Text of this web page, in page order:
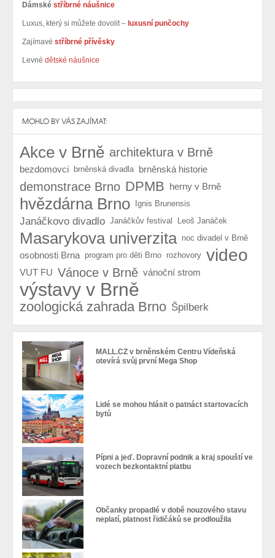
Dámské stříbrné náušnice
Luxus, který si můžete dovolit – luxusní punčochy
Zajímavé stříbrné přívěsky
Levné dětské náušnice
MOHLO BY VÁS ZAJÍMAT:
Akce v Brně architektura v Brně
bezdomovci brněnská divadla brněnská historie
demonstrace Brno DPMB herny v Brně
hvězdárna Brno Ignis Brunensis
Janáčkovo divadlo Janáčkův festival Leoš Janáček
Masarykova univerzita noc divadel v Brně
osobnosti Brna program pro děti Brno rozhovory video
VUT FU Vánoce v Brně vánoční strom
výstavy v Brně
zoologická zahrada Brno Špilberk
MALL.CZ v brněnském Centru Vídeňská
otevírá svůj první Mega Shop
Lidé se mohou hlásit o patnáct startovacích
bytů
Pípni a jeď. Dopravní podnik a kraj spouští ve
vozech bezkontaktní platbu
Občanky propadlé v době nouzového stavu
neplatí, platnost řidičáků se prodloužila